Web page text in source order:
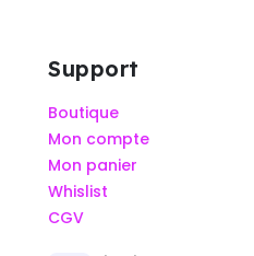
Support
Boutique
Mon compte
Mon panier
Whislist
CGV